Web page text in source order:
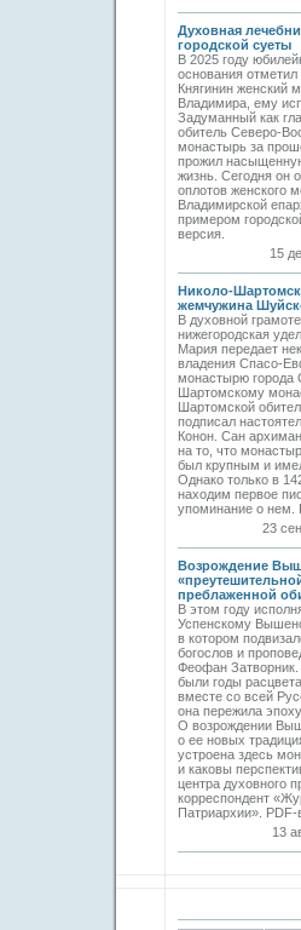
Духовная
городской суеты
В 2025 году
основания отметил
Княгинин женский
Владимира, ему
Задуманный как
обитель Северо-
монастырь за
прожил
жизнь. Сегодня он
оплотов женского
Владимирской
примером
версия.
15
Николо-
жемчужина
В духовной
нижегородская
Мария передает
владения Спасо-
монастырю города
Шартомскому
Шартомской
подписал
Конон. Сан
на то, что
был крупным и
Однако только в
находим первое
упоминание о
23
Возрождение
преблаженной
В этом году
Успенскому
в котором
богослов и
Феофан Затворник.
были годы
вместе со всей
она пережила эпоху
О возрождении
о ее новых
устроена здесь
и каковы
центра духовного
корреспондент
Патриархии». PDF-
13